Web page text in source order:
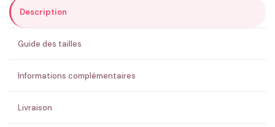
ENVOYER MA DEMANDE ✨
💚 Retour sous 24-48h🇫🇷 Flocage en France✅ Validation avant fabrication
Description
Guide des tailles
Informations complémentaires
Livraison